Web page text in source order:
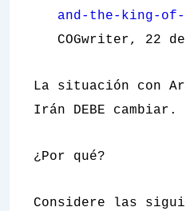
and-the-king-
COGwriter, 22
La situación con
Irán DEBE cambiar.
¿Por qué?
Considere las